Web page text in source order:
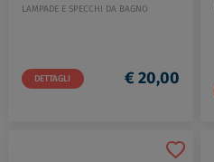
LAMPADE E SPECCHI DA BAGNO
DETTAGLI € 20,00